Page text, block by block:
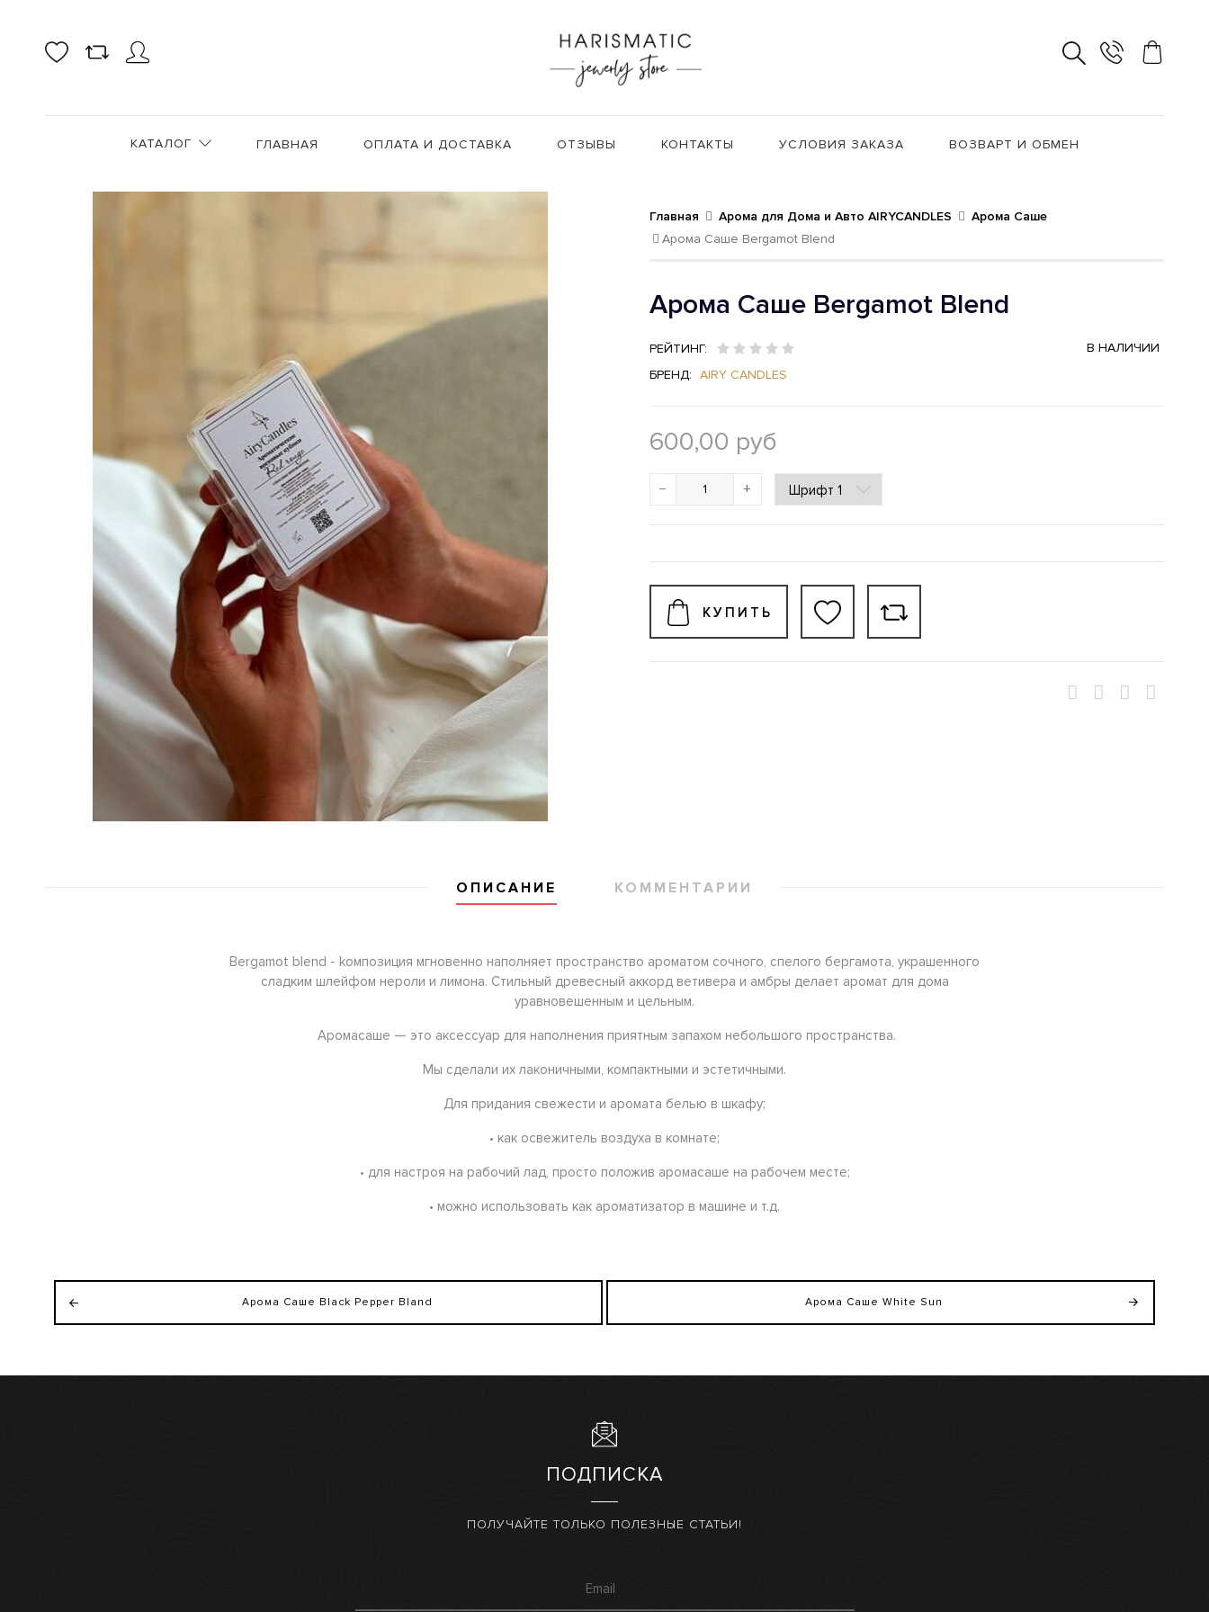
КАТАЛОГ ГЛАВНАЯ ОПЛАТА И ДОСТАВКА ОТЗЫВЫ КОНТАКТЫ УСЛОВИЯ ЗАКАЗА ВОЗВАРТ И ОБМЕН
Главная Арома для Дома и Авто AIRYCANDLES
Арома Саше
Арома Саше Bergamot Blend
Арома Саше Bergamot Blend
РЕЙТИНГ:
В НАЛИЧИИ
БРЕНД: AIRY CANDLES
600,00 руб
− +
КУПИТЬ
ОПИСАНИЕ КОММЕНТАРИИ
Bergamot blend - kомпозиция мгновенно наполняет пространство ароматом сочного, спелого бергамота, украшенного
сладким шлейфом нероли и лимона. Стильный древесный аккорд ветивера и амбры делает аромат для дома
уравновешенным и цельным.
Аромасаше — это аксессуар для наполнения приятным запахом небольшого пространства.
Мы сделали их лаконичными, компактными и эстетичными.
Для придания свежести и аромата белью в шкафу;
• как освежитель воздуха в комнате;
• для настроя на рабочий лад, просто положив аромасаше на рабочем месте;
• можно использовать как ароматизатор в машине и т.д.
Арома Саше Black Pepper Bland Арома Саше White Sun
ПОДПИСКА
ПОЛУЧАЙТЕ ТОЛЬКО ПОЛЕЗНЫЕ СТАТЬИ!